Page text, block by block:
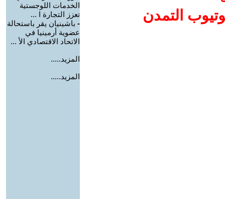
التمدن
الخدمات اللوجستية
تعزز التجارة ا ...
- باشينيان يقر باستحالة
عضوية أرمينيا في
الاتحاد الاقتصادي الأ ...
المزيد.....
المزيد.....